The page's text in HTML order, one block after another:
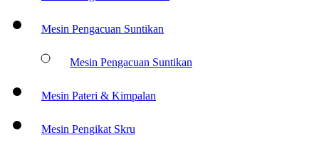
Mesin Pengacuan Suntikan
Mesin Pengacuan Suntikan
Mesin Pateri & Kimpalan
Mesin Pengikat Skru